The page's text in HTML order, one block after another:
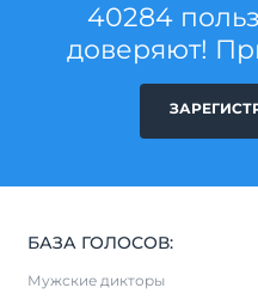
40284
доверяют!
БАЗА ГОЛОСОВ:
Мужские дикторы